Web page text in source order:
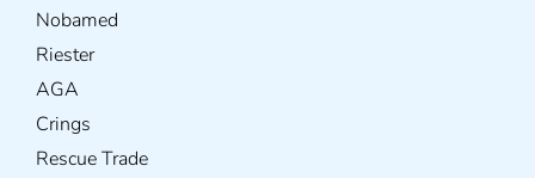
Nobamed
Riester
AGA
Crings
Rescue Trade